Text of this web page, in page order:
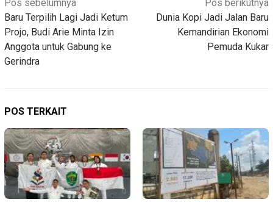
Navigasi
pos
Pos sebelumnya
Baru Terpilih Lagi Jadi Ketum
Projo, Budi Arie Minta Izin
Anggota untuk Gabung ke
Gerindra
Pos berikutnya
Dunia Kopi Jadi Jalan Baru
Kemandirian Ekonomi
Pemuda Kukar
POS TERKAIT